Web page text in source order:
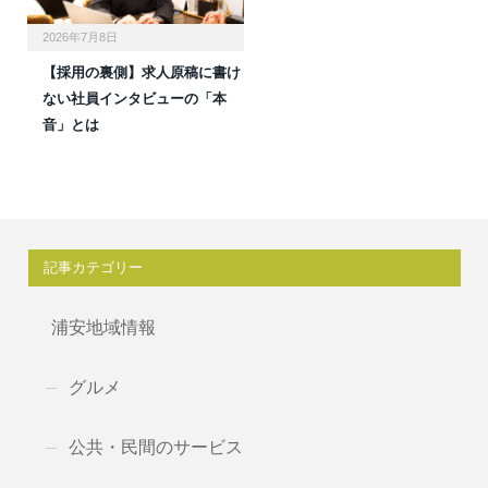
2026年7月8日
【採用の裏側】求人原稿に書け
ない社員インタビューの「本
音」とは
記事カテゴリー
浦安地域情報
グルメ
公共・民間のサービス